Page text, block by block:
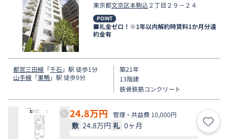
東京都文京区本駒込２丁目２９－２４
POINT
■礼金ゼロ！※1年以内解約時賃料1か月分違
約金有
都営三田線 「千石」駅 徒歩1分
山手線 「巣鴨」駅 徒歩9分
築21年
13階建
鉄骨鉄筋コンクリート
24.8万円 管理・共益費 10,000円
敷 24.8万円 礼 0ヶ月 お気